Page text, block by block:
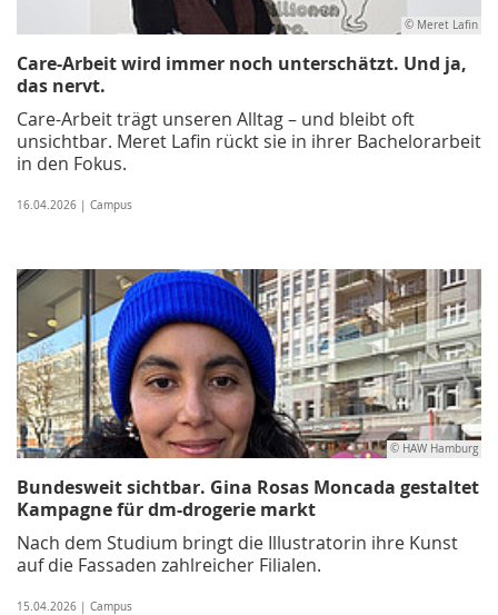
© Meret Lafin
Care-Arbeit wird immer noch unterschätzt. Und ja,
das nervt.
Care-Arbeit trägt unseren Alltag – und bleibt oft
unsichtbar. Meret Lafin rückt sie in ihrer Bachelorarbeit
in den Fokus.
16.04.2026 | Campus
© HAW Hamburg
Bundesweit sichtbar. Gina Rosas Moncada gestaltet
Kampagne für dm-drogerie markt
Nach dem Studium bringt die Illustratorin ihre Kunst
auf die Fassaden zahlreicher Filialen.
15.04.2026 | Campus